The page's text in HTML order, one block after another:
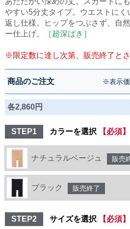
やすい5分丈タイプ。ウエストにく
返し仕様。ヒップをつぶさず、自
ー仕上げ。
［超深ばき］
※限定数に達し次第、販売終了とさ
商品のご注文 ※表示価
各2,860円
STEP1 カラーを選択 【必須】
ナチュラルベージュ 販売
ブラック 販売終了
STEP2 サイズを選択 【必須】